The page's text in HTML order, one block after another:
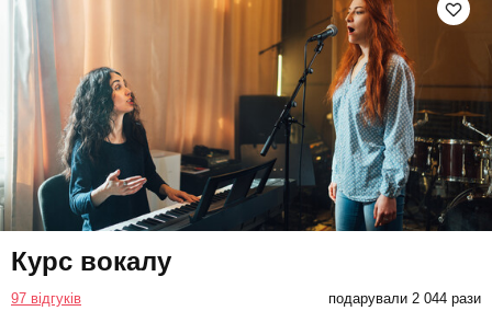
Курс вокалу
97 відгуків подарували 2 044 рази